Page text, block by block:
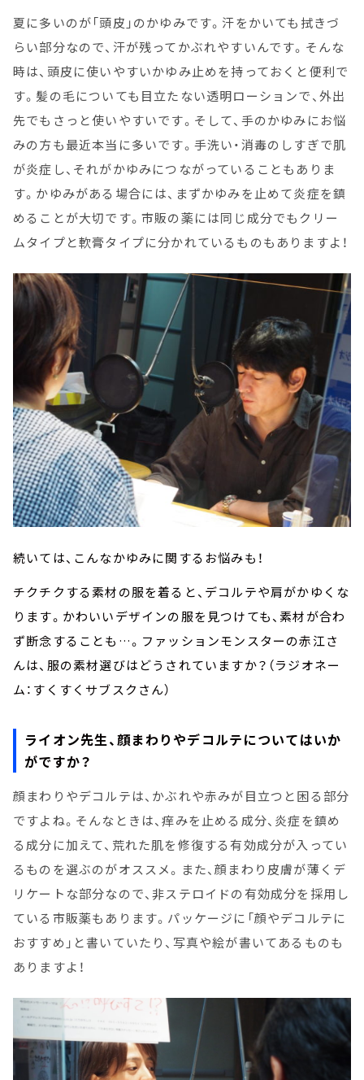
夏に多いのが「頭皮」のかゆみです。汗をかいても拭きづ
らい部分なので、汗が残ってかぶれやすいんです。そんな
時は、頭皮に使いやすいかゆみ止めを持っておくと便利で
す。髪の毛についても目立たない透明ローションで、外出
先でもさっと使いやすいです。そして、手のかゆみにお悩
みの方も最近本当に多いです。手洗い・消毒のしすぎで肌
が炎症し、それがかゆみにつながっていることもありま
す。かゆみがある場合には、まずかゆみを止めて炎症を鎮
めることが大切です。市販の薬には同じ成分でもクリー
ムタイプと軟膏タイプに分かれているものもありますよ！
続いては、こんなかゆみに関するお悩みも！
チクチクする素材の服を着ると、デコルテや肩がかゆくな
ります。かわいいデザインの服を見つけても、素材が合わ
ず断念することも…。ファッションモンスターの赤江さ
んは、服の素材選びはどうされていますか？（ラジオネー
ム：すくすくサブスクさん）
ライオン先生、顔まわりやデコルテについてはいか
がですか？
顔まわりやデコルテは、かぶれや赤みが目立つと困る部分
ですよね。そんなときは、痒みを止める成分、炎症を鎮め
る成分に加えて、荒れた肌を修復する有効成分が入ってい
るものを選ぶのがオススメ。また、顔まわり皮膚が薄くデ
リケートな部分なので、非ステロイドの有効成分を採用し
ている市販薬もあります。パッケージに「顔やデコルテに
おすすめ」と書いていたり、写真や絵が書いてあるものも
ありますよ！